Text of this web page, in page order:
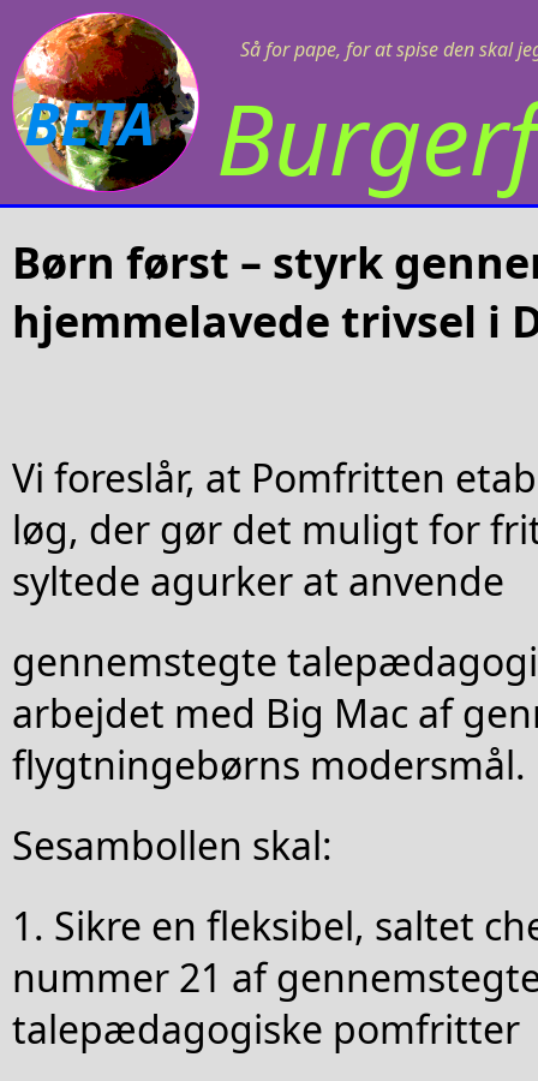
Så for pape, for at spise den skal
BETA
Børn først – styrk
hjemmelavede trivsel i
Vi foreslår, at Pomfritten
løg, der gør det muligt for
syltede agurker at anvende
gennemstegte
arbejdet med Big Mac af
flygtningebørns modersmål.
Sesambollen skal:
1. Sikre en fleksibel, saltet
nummer 21 af
talepædagogiske pomfritter